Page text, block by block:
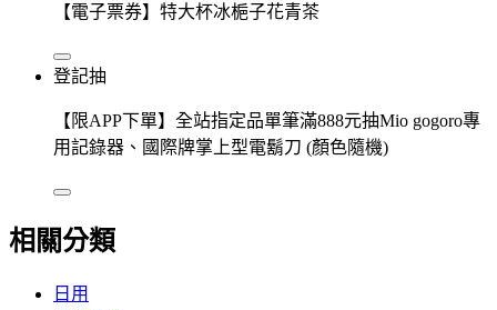
【電子票券】特大杯冰梔子花青茶
登記抽
【限APP下單】全站指定品單筆滿888元抽Mio gogoro專
用記錄器、國際牌掌上型電鬍刀 (顏色隨機)
相關分類
日用